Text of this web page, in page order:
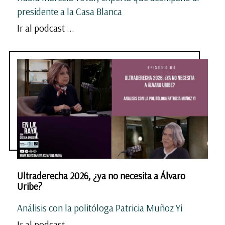
presidente a la Casa Blanca
Ir al podcast ...
Ultraderecha 2026, ¿ya no necesita a Álvaro
Uribe?
Análisis con la politóloga Patricia Muñoz Yi